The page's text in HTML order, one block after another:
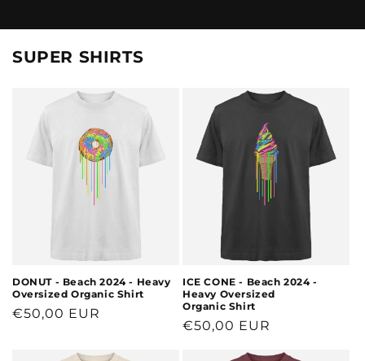
SUPER SHIRTS
DONUT - Beach 2024 - Heavy
Oversized Organic Shirt
Normaler
€50,00 EUR
ICE CONE - Beach 2024 -
Heavy Oversized
Organic Shirt
Normaler
€50,00 EUR